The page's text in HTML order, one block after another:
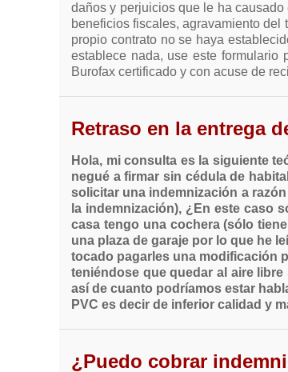
daños y perjuicios que le ha
beneficios fiscales, agravamiento
propio contrato no se haya
establece nada, use este formulario
Burofax certificado y con acuse de
Retraso en la entrega
Hola, mi consulta es la siguiente
negué a firmar sin cédula de
solicitar una indemnización a
la indemnización), ¿En este caso
casa tengo una cochera (sólo
una plaza de garaje por lo que he
tocado pagarles una modificación
teniéndose que quedar al aire
así de cuanto podríamos estar
PVC es decir de inferior calidad y
¿Puedo cobrar